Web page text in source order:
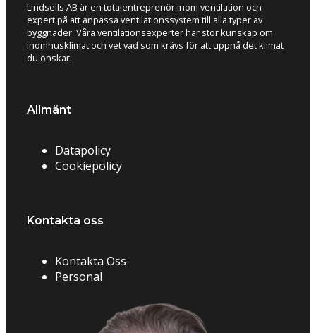
Lindsells AB är en totalentreprenör inom ventilation och
expert på att anpassa ventilationssystem till alla typer av
byggnader. Våra ventilationsexperter har stor kunskap om
inomhusklimat och vet vad som krävs för att uppnå det klimat
du önskar.
Allmänt
Datapolicy
Cookiepolicy
Kontakta oss
Kontakta Oss
Personal